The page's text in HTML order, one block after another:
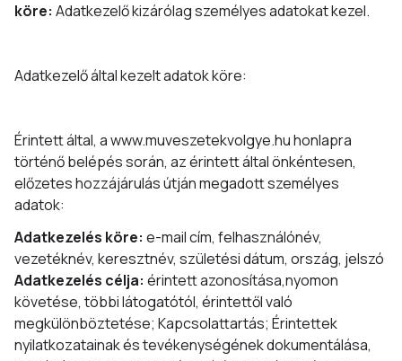
köre: Adatkezelő kizárólag személyes adatokat kezel.
Adatkezelő által kezelt adatok köre:
Érintett által, a www.muveszetekvolgye.hu honlapra
történő belépés során, az érintett által önkéntesen,
előzetes hozzájárulás útján megadott személyes
adatok:
Adatkezelés köre: e-mail cím, felhasználónév,
vezetéknév, keresztnév, születési dátum, ország, jelszó
Adatkezelés célja: érintett azonosítása,nyomon
követése, többi látogatótól, érintettől való
megkülönböztetése; Kapcsolattartás; Érintettek
nyilatkozatainak és tevékenységének dokumentálása,